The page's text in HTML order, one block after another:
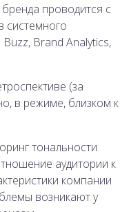
проводится с
Brand Analytics,
(за
в режиме, близком к
тональности
аудитории к
компании
возникают у